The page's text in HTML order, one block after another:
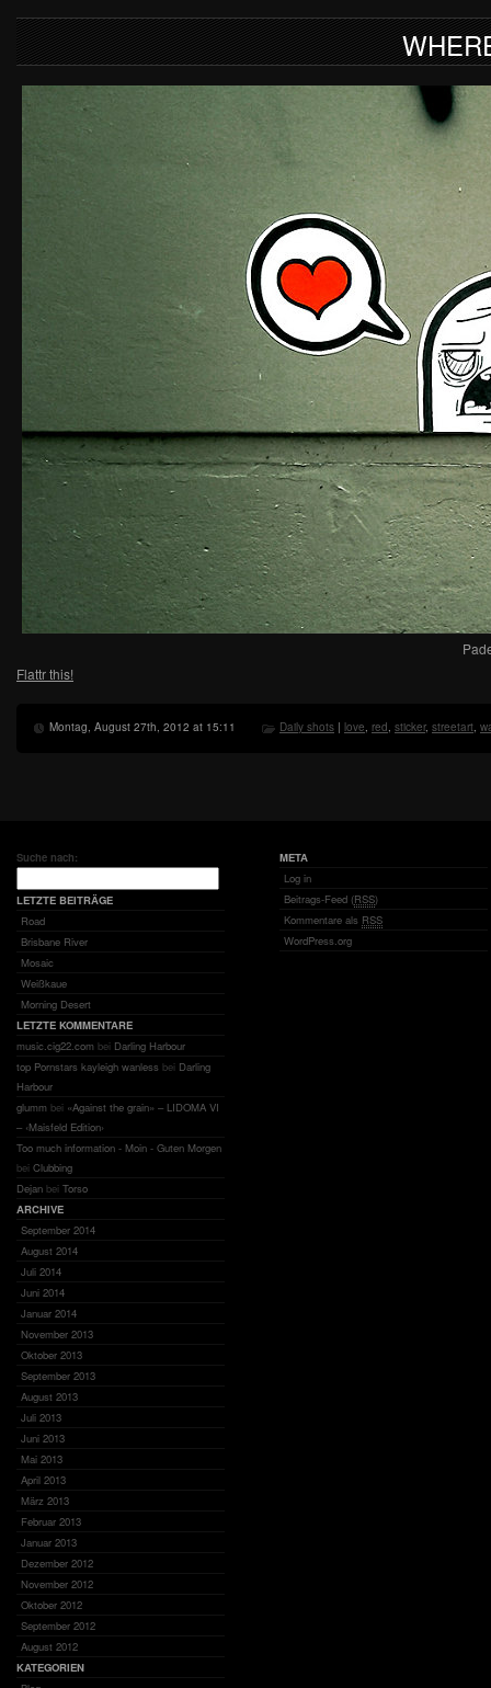
Flattr this!
Montag, August 27th, 2012 at 15:11 Daily shots | love, red, sticker, streetart,
Suche nach:
LETZTE BEITRÄGE
Road
Brisbane River
Mosaic
Weißkaue
Morning Desert
LETZTE KOMMENTARE
music.cig22.com bei Darling Harbour
top Pornstars kayleigh wanless bei Darling
Harbour
glumm bei «Against the grain» – LIDOMA VI
– ‹Maisfeld Edition›
Too much information - Moin - Guten Morgen
bei Clubbing
Dejan bei Torso
ARCHIVE
September 2014
August 2014
Juli 2014
Juni 2014
Januar 2014
November 2013
Oktober 2013
September 2013
August 2013
Juli 2013
Juni 2013
Mai 2013
April 2013
März 2013
Februar 2013
Januar 2013
Dezember 2012
November 2012
Oktober 2012
September 2012
August 2012
KATEGORIEN
META
Log in
Beitrags-Feed (RSS)
Kommentare als RSS
WordPress.org